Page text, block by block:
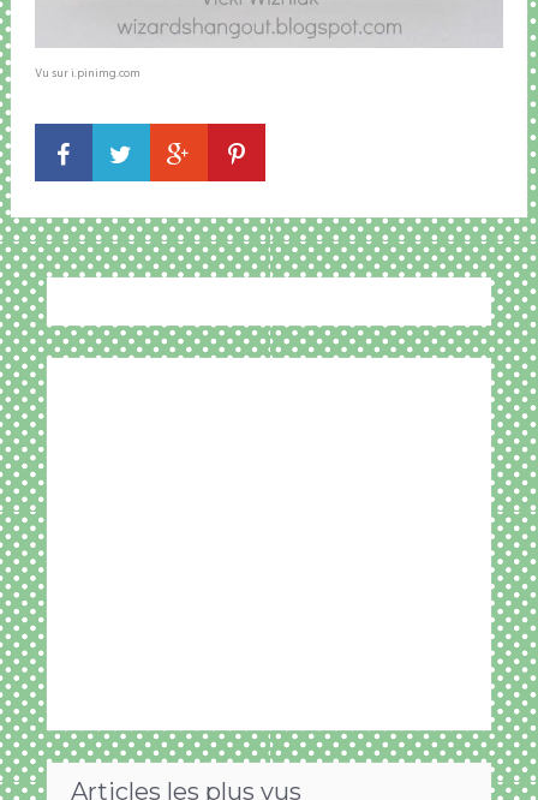
Vu sur i.pinimg.com
Articles les plus vus